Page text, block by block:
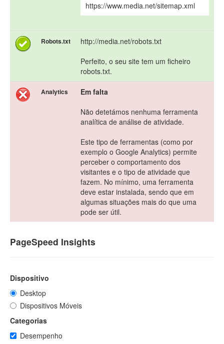
https://www.media.net/sitemap.xml
Robots.txt
http://media.net/robots.txt
Perfeito, o seu site tem um ficheiro
robots.txt.
Analytics
Em falta
Não detetámos nenhuma ferramenta
analítica de análise de atividade.
Este tipo de ferramentas (como por
exemplo o Google Analytics) permite
perceber o comportamento dos
visitantes e o tipo de atividade que
fazem. No mínimo, uma ferramenta
deve estar instalada, sendo que em
algumas situações mais do que uma
pode ser útil.
PageSpeed Insights
Dispositivo
Desktop
Dispositivos Móveis
Categorias
Desempenho